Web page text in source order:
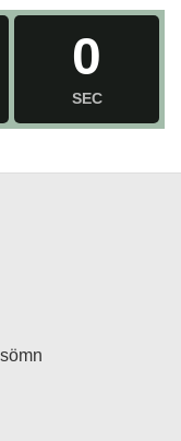
0
SEC